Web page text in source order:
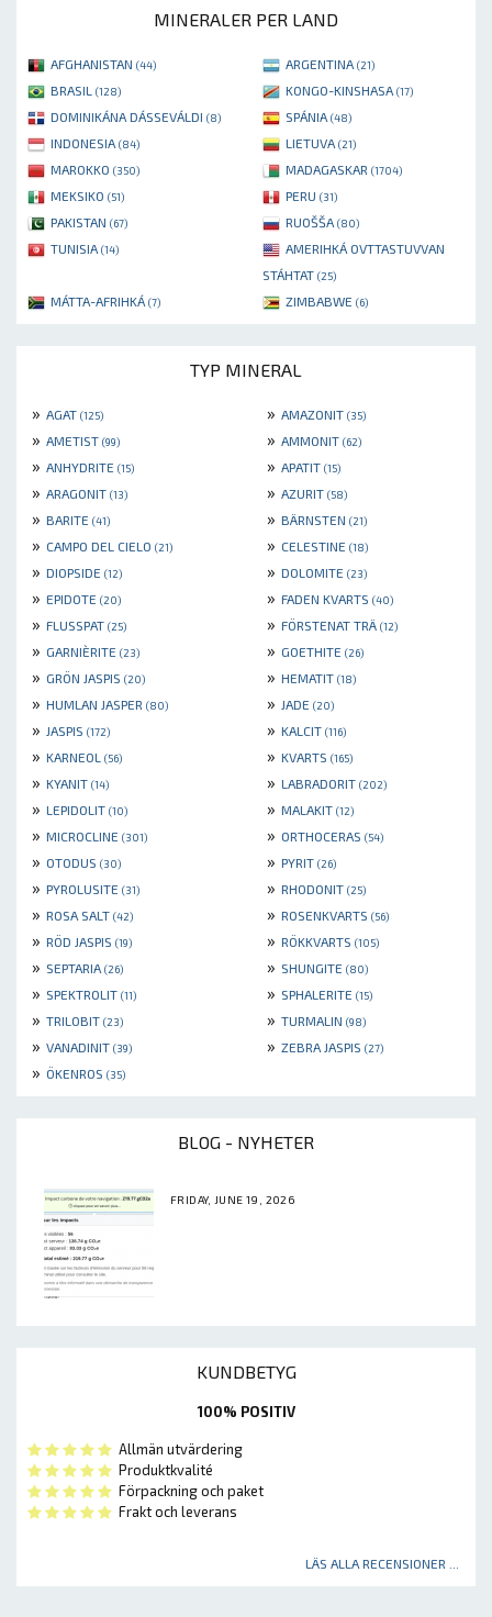
MINERALER PER LAND
AFGHANISTAN (44) ARGENTINA (21)
BRASIL (128) KONGO-KINSHASA (17)
DOMINIKÁNA DÁSSEVÁLDI (8) SPÁNIA (48)
INDONESIA (84) LIETUVA (21)
MAROKKO (350) MADAGASKAR (1704)
MEKSIKO (51) PERU (31)
PAKISTAN (67) RUOŠŠA (80)
TUNISIA (14)
AMERIHKÁ OVTTASTUVVAN
STÁHTAT (25)
MÁTTA-AFRIHKÁ (7) ZIMBABWE (6)
TYP MINERAL
» AGAT (125) » AMAZONIT (35)
» AMETIST (99) » AMMONIT (62)
» ANHYDRITE (15) » APATIT (15)
» ARAGONIT (13) » AZURIT (58)
» BARITE (41) » BÄRNSTEN (21)
» CAMPO DEL CIELO (21) » CELESTINE (18)
» DIOPSIDE (12) » DOLOMITE (23)
» EPIDOTE (20) » FADEN KVARTS (40)
» FLUSSPAT (25) » FÖRSTENAT TRÄ (12)
» GARNIÈRITE (23) » GOETHITE (26)
» GRÖN JASPIS (20) » HEMATIT (18)
» HUMLAN JASPER (80) » JADE (20)
» JASPIS (172) » KALCIT (116)
» KARNEOL (56) » KVARTS (165)
» KYANIT (14) » LABRADORIT (202)
» LEPIDOLIT (10) » MALAKIT (12)
» MICROCLINE (301) » ORTHOCERAS (54)
» OTODUS (30) » PYRIT (26)
» PYROLUSITE (31) » RHODONIT (25)
» ROSA SALT (42) » ROSENKVARTS (56)
» RÖD JASPIS (19) » RÖKKVARTS (105)
» SEPTARIA (26) » SHUNGITE (80)
» SPEKTROLIT (11) » SPHALERITE (15)
» TRILOBIT (23) » TURMALIN (98)
» VANADINIT (39) » ZEBRA JASPIS (27)
» ÖKENROS (35)
BLOG - NYHETER
FRIDAY, JUNE 19, 2026
KUNDBETYG
100% POSITIV
Allmän utvärdering
Produktkvalité
Förpackning och paket
Frakt och leverans
LÄS ALLA RECENSIONER ...